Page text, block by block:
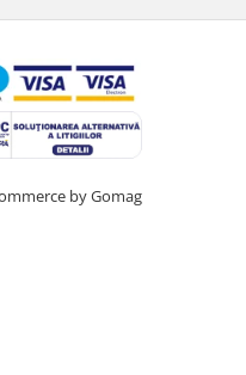
by Gomag